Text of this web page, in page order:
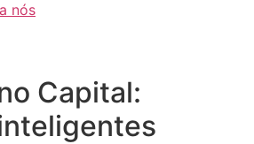
nós
Capital: